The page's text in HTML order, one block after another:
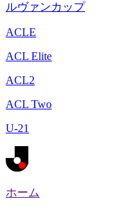
ルヴァンカップ
ACLE
ACL Elite
ACL2
ACL Two
U-21
ホーム